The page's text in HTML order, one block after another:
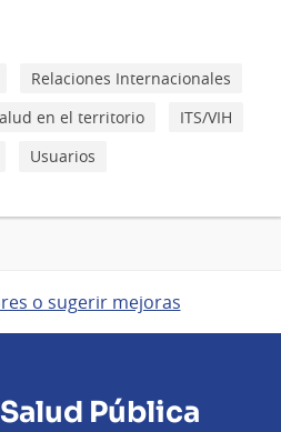
Relaciones Internacionales
en el territorio
ITS/VIH
Usuarios
o sugerir mejoras
Pública